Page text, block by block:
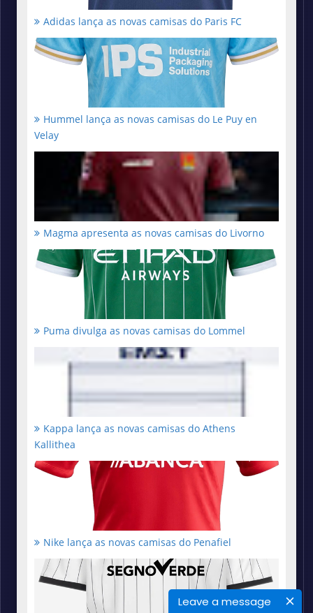
Leave a message
Adidas lança as novas camisas do Paris FC
Hummel lança as novas camisas do Le Puy en
Velay
Magma apresenta as novas camisas do Livorno
Puma divulga as novas camisas do Lommel
Kappa lança as novas camisas do Athens
Kallithea
Nike lança as novas camisas do Penafiel